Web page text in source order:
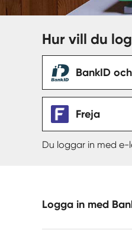
Hur vill du
BankID
Freja
Du loggar in med
Logga in med